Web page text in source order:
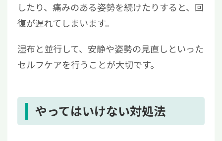
したり、痛みのある姿勢を続けたりすると、回
復が遅れてしまいます。
湿布と並行して、安静や姿勢の見直しといった
セルフケアを行うことが大切です。
やってはいけない対処法